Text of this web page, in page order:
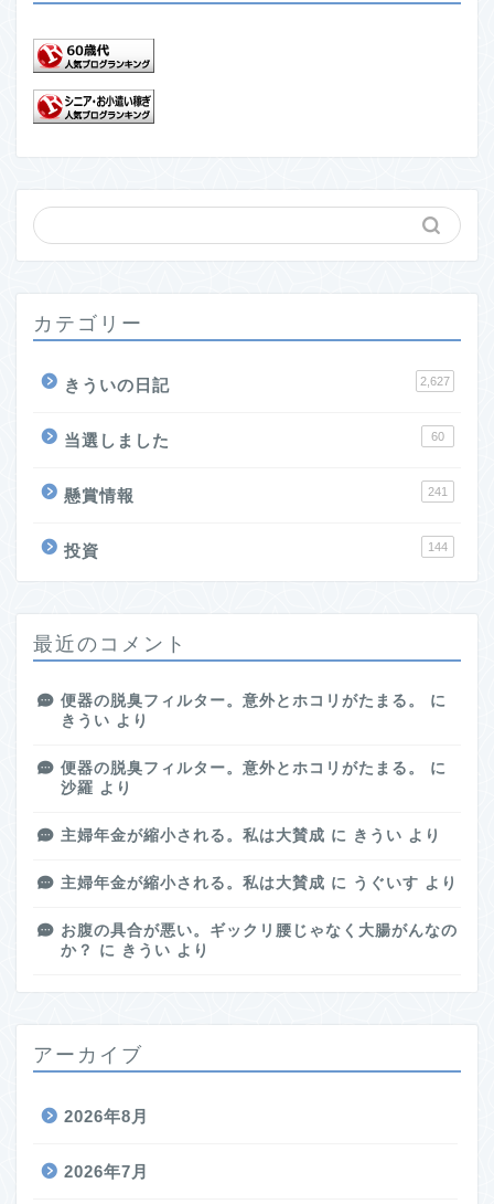
カテゴリー
きういの日記 2,627
当選しました 60
懸賞情報 241
投資 144
最近のコメント
便器の脱臭フィルター。意外とホコリがたまる。
に
きうい より
便器の脱臭フィルター。意外とホコリがたまる。
に
沙羅 より
主婦年金が縮小される。私は大賛成 に きうい より
主婦年金が縮小される。私は大賛成 に うぐいす より
お腹の具合が悪い。ギックリ腰じゃなく大腸がんなの
か？
に きうい より
アーカイブ
2026年8月
2026年7月